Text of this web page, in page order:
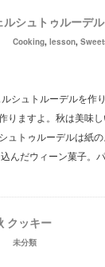
ルシュトゥルーデル
Cooking, lesson,
シュトルーデルを作
りますよ。秋は美味
ュトゥルーデルは紙
んだウィーン菓子。
クッキー
未分類